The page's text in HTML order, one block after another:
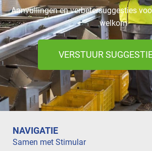
Aanvullingen en verbetersuggesties
welkom
VERSTUUR
NAVIGATIE
Samen met Stimular